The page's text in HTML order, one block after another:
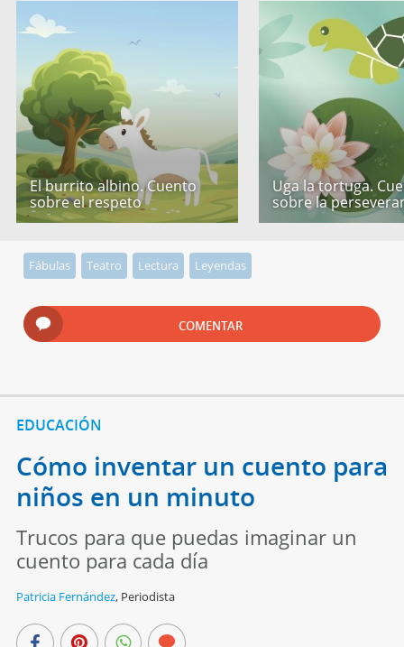
El burrito albino. Cuento
sobre el respeto
Uga la tortuga.
sobre la
Fábulas Teatro Lectura Leyendas
COMENTAR
EDUCACIÓN
Cómo inventar un cuento para
niños en un minuto
Trucos para que puedas imaginar un
cuento para cada día
Patricia Fernández, Periodista